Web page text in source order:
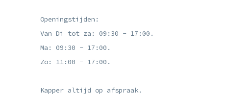
Openingstijden:
Van Di tot za: 09:30 - 17:00.
Ma: 09:30 - 17:00.
Zo: 11:00 - 17:00.
Kapper altijd op afspraak.